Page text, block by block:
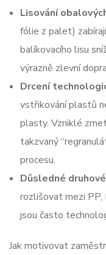
Lisování
fólie z palet)
balíkovacího lisu
výrazně zlevní
Drcení
vstřikování plastů
plasty. Vzniklé
takzvaný
procesu.
Důsledné
rozlišovat mezi PP,
jsou často
Jak motivovat